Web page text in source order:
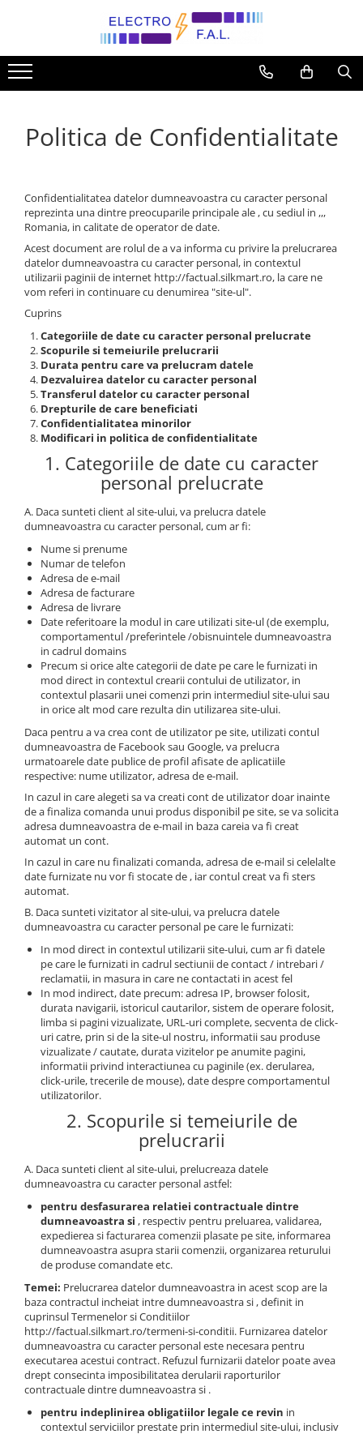
Proiectoare LED
Pendule
Plafoniere
Panouri LED
Corpuri liniare LED
Iluminat banda LED
Lampa stradala
Iluminat industrial
Iluminat arhitectural
Lampadare
Becuri LED Decor
Lampi de birou
Tub LED
Becuri LED
Becuri LED cu filament
Corpuri de emergenta
Lustre LED
Uncategorized
Aplica LED
Profil banda LED
Iluminat festiv
Fotosenzori si Senzori de miscare
Sina Magnetica Slim LIMBO
Iluminat decorativ de Craciun
Cablu AC2XABY
Cablu CYYF
Cablu NHXH
Conductori FY
Conductori MYF
Cablu RV-K
Aparataj aparent
Aparataj modular
TEM - GAMA MODUL
Livolo modular
Btcino Living Now
Legrand
Aparataj clasic
Schneider Asfora
Livolo
Legrand New Suno
Priza exterior
Sigurante Schneider
Curba B
Siguranta Curba C
Tablouri metalice modulare ST
Tablouri aparente PT
Tablouri electrice Hager IP54/IP66
Tablouri plastic incastrate
Tablouri multimedia
Stalpi stradali
Descarcatoare supratensiune
Conectica
Materiale instalatii fotovoltaice
Accesorii priza de pamant
Tuburi flexibile si rigide
Acesorii Milwaukee
Milwaukee- Packout
Jgheab Plastic
Jgheab tip sârmă
Politica de Confidentialitate
Confidentialitatea datelor dumneavoastra cu caracter personal
reprezinta una dintre preocuparile principale ale , cu sediul in ,,,
Romania, in calitate de operator de date.
Acest document are rolul de a va informa cu privire la prelucrarea
datelor dumneavoastra cu caracter personal, in contextul
utilizarii paginii de internet http://factual.silkmart.ro, la care ne
vom referi in continuare cu denumirea "site-ul".
Cuprins
Categoriile de date cu caracter personal prelucrate
Scopurile si temeiurile prelucrarii
Durata pentru care va prelucram datele
Dezvaluirea datelor cu caracter personal
Transferul datelor cu caracter personal
Drepturile de care beneficiati
Confidentialitatea minorilor
Modificari in politica de confidentialitate
1. Categoriile de date cu caracter
personal prelucrate
A. Daca sunteti client al site-ului, va prelucra datele
dumneavoastra cu caracter personal, cum ar fi:
Nume si prenume
Numar de telefon
Adresa de e-mail
Adresa de facturare
Adresa de livrare
Date referitoare la modul in care utilizati site-ul (de exemplu,
comportamentul /preferintele /obisnuintele dumneavoastra
in cadrul domains
Precum si orice alte categorii de date pe care le furnizati in
mod direct in contextul crearii contului de utilizator, in
contextul plasarii unei comenzi prin intermediul site-ului sau
in orice alt mod care rezulta din utilizarea site-ului.
Daca pentru a va crea cont de utilizator pe site, utilizati contul
dumneavoastra de Facebook sau Google, va prelucra
urmatoarele date publice de profil afisate de aplicatiile
respective: nume utilizator, adresa de e-mail.
In cazul in care alegeti sa va creati cont de utilizator doar inainte
de a finaliza comanda unui produs disponibil pe site, se va solicita
adresa dumneavoastra de e-mail in baza careia va fi creat
automat un cont.
In cazul in care nu finalizati comanda, adresa de e-mail si celelalte
date furnizate nu vor fi stocate de , iar contul creat va fi sters
automat.
B. Daca sunteti vizitator al site-ului, va prelucra datele
dumneavoastra cu caracter personal pe care le furnizati:
In mod direct in contextul utilizarii site-ului, cum ar fi datele
pe care le furnizati in cadrul sectiunii de contact / intrebari /
reclamatii, in masura in care ne contactati in acest fel
In mod indirect, date precum: adresa IP, browser folosit,
durata navigarii, istoricul cautarilor, sistem de operare folosit,
limba si pagini vizualizate, URL-uri complete, secventa de click-
uri catre, prin si de la site-ul nostru, informatii sau produse
vizualizate / cautate, durata vizitelor pe anumite pagini,
informatii privind interactiunea cu paginile (ex. derularea,
click-urile, trecerile de mouse), date despre comportamentul
utilizatorilor.
2. Scopurile si temeiurile de
prelucrarii
A. Daca sunteti client al site-ului, prelucreaza datele
dumneavoastra cu caracter personal astfel:
pentru desfasurarea relatiei contractuale dintre
dumneavoastra si , respectiv pentru preluarea, validarea,
expedierea si facturarea comenzii plasate pe site, informarea
dumneavoastra asupra starii comenzii, organizarea returului
de produse comandate etc.
Temei: Prelucrarea datelor dumneavoastra in acest scop are la
baza contractul incheiat intre dumneavoastra si , definit in
cuprinsul Termenelor si Conditiilor
http://factual.silkmart.ro/termeni-si-conditii. Furnizarea datelor
dumneavoastra cu caracter personal este necesara pentru
executarea acestui contract. Refuzul furnizarii datelor poate avea
drept consecinta imposibilitatea derularii raporturilor
contractuale dintre dumneavoastra si .
pentru indeplinirea obligatiilor legale ce revin in
contextul serviciilor prestate prin intermediul site-ului, inclusiv